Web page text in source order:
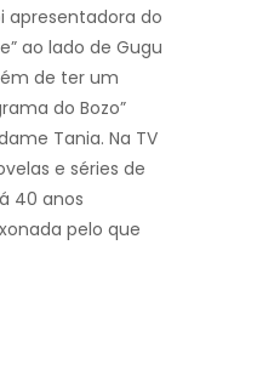
apresentadora do
ao lado de Gugu
de ter um
do Bozo”
Tania. Na TV
e séries de
40 anos
pelo que